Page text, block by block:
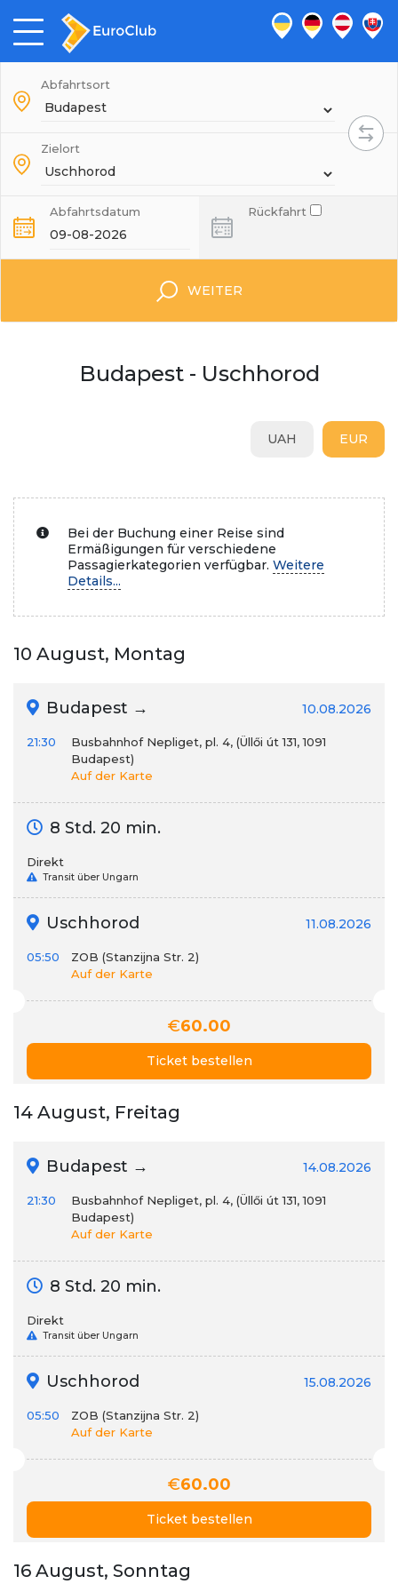
Abfahrtsort
Zielort
Abfahrtsdatum Rückfahrt
WEITER
Budapest - Uschhorod
EUR
UAH
Bei der Buchung einer Reise sind
Ermäßigungen für verschiedene
Passagierkategorien verfügbar. Weitere
Details...
10 August, Montag
Budapest → 10.08.2026
21:30
Busbahnhof Nepliget, pl. 4, (Üllői út 131, 1091
Budapest)
Auf der Karte
8 Std. 20 min.
Direkt
Transit über Ungarn
Uschhorod 11.08.2026
05:50
ZOB (Stanzijna Str. 2)
Auf der Karte
€60.00
Ticket bestellen
14 August, Freitag
Budapest → 14.08.2026
21:30
Busbahnhof Nepliget, pl. 4, (Üllői út 131, 1091
Budapest)
Auf der Karte
8 Std. 20 min.
Direkt
Transit über Ungarn
Uschhorod 15.08.2026
05:50
ZOB (Stanzijna Str. 2)
Auf der Karte
€60.00
Ticket bestellen
16 August, Sonntag